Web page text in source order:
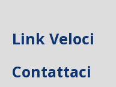
Link Veloci
Contattaci